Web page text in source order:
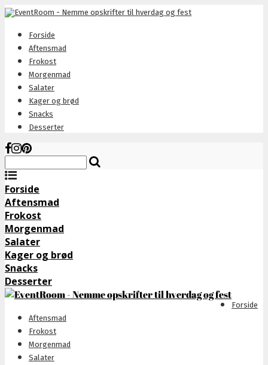
Forside
Aftensmad
Frokost
Morgenmad
Salater
Kager og brød
Snacks
Desserter
Forside
Aftensmad
Frokost
Morgenmad
Salater
Kager og brød
Snacks
Desserter
Forside
Aftensmad
Frokost
Morgenmad
Salater